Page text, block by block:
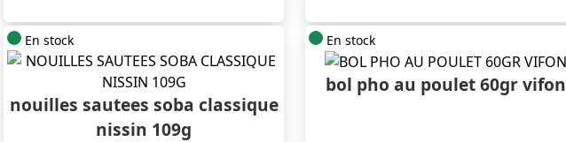
En stock
nouilles sautees soba classique
nissin 109g
En stock
bol pho au poulet 60gr vifon